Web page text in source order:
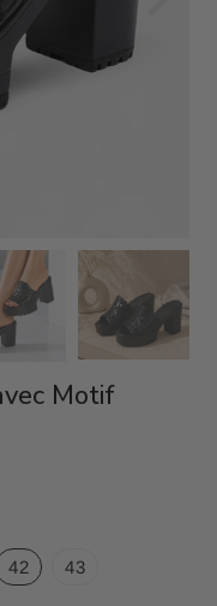
Motif
42 43